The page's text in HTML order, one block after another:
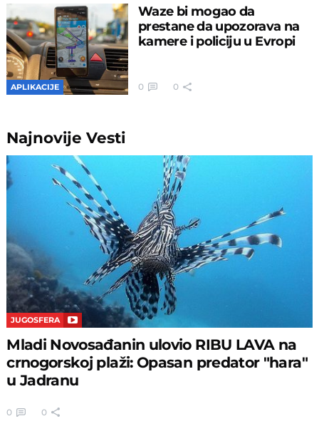
APLIKACIJE
Waze bi mogao da
prestane da upozorava na
kamere i policiju u Evropi
0 0
NajnovijeVesti
JUGOSFERA
Mladi Novosađanin ulovio RIBU LAVA na
crnogorskoj plaži: Opasan predator "hara"
u Jadranu
0 0